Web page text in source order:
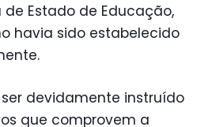
de Estado de Educação,
havia sido estabelecido
devidamente instruído
que comprovem a